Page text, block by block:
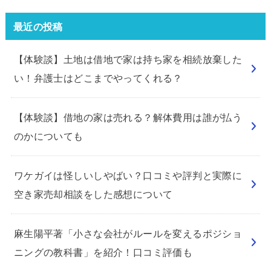
最近の投稿
【体験談】土地は借地で家は持ち家を相続放棄した
い！弁護士はどこまでやってくれる？
【体験談】借地の家は売れる？解体費用は誰が払う
のかについても
ワケガイは怪しいしやばい？口コミや評判と実際に
空き家売却相談をした感想について
麻生陽平著「小さな会社がルールを変えるポジショ
ニングの教科書」を紹介！口コミ評価も